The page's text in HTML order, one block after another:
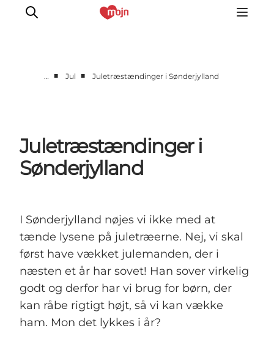
Det sker
Overnatning
Planlæg din ferie
… ■ Jul ■ Juletræstændinger i Sønderjylland
Juletræstændinger i
Sønderjylland
I Sønderjylland nøjes vi ikke med at
tænde lysene på juletræerne. Nej, vi skal
først have vækket julemanden, der i
næsten et år har sovet! Han sover virkelig
godt og derfor har vi brug for børn, der
kan råbe rigtigt højt, så vi kan vække
ham. Mon det lykkes i år?